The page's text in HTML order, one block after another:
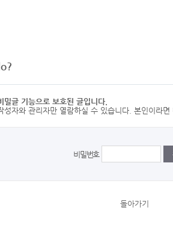
밀글 기능으로 보호된 글입니다.
성자와 관리자만 열람하실 수 있습니다. 본인이라면
비밀번호
돌아가기